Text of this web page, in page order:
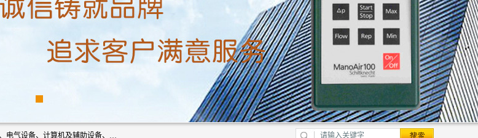
厦门欣锐仪器仪表有限公司成立于2006年，位于厦门市湖里区。公司主营五金产品、电气设备、计算机及辅助设备、通讯设备的批发与零售，同时涉及乐器、照相器材等文化用品的销售。此外，公司还提供通用设备、电气设备、仪器仪表的修理服务，以及信息系统集成、信息技术咨询、数据处理和存储等技术支持。公司致力于为客户提供全面的产品和服务，满足多样化的市场需求。